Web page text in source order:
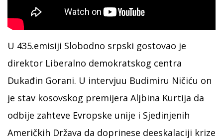
U 435.emisiji Slobodno srpski gostovao je
direktor Liberalno demokratskog centra
Dukađin Gorani. U intervjuu Budimiru Ničiću on
je stav kosovskog premijera Aljbina Kurtija da
odbije zahteve Evropske unije i Sjedinjenih
Američkih Država da doprinese deeskalaciji krize